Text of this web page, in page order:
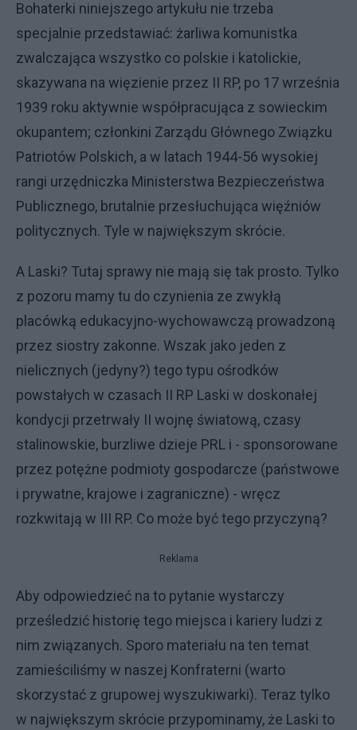
Bohaterki niniejszego artykułu nie trzeba
specjalnie przedstawiać: żarliwa komunistka
zwalczająca wszystko co polskie i katolickie,
skazywana na więzienie przez II RP, po 17 września
1939 roku aktywnie współpracująca z sowieckim
okupantem; członkini Zarządu Głównego Związku
Patriotów Polskich, a w latach 1944-56 wysokiej
rangi urzędniczka Ministerstwa Bezpieczeństwa
Publicznego, brutalnie przesłuchująca więźniów
politycznych. Tyle w największym skrócie.
A Laski? Tutaj sprawy nie mają się tak prosto. Tylko
z pozoru mamy tu do czynienia ze zwykłą
placówką edukacyjno-wychowawczą prowadzoną
przez siostry zakonne. Wszak jako jeden z
nielicznych (jedyny?) tego typu ośrodków
powstałych w czasach II RP Laski w doskonałej
kondycji przetrwały II wojnę światową, czasy
stalinowskie, burzliwe dzieje PRL i - sponsorowane
przez potężne podmioty gospodarcze (państwowe
i prywatne, krajowe i zagraniczne) - wręcz
rozkwitają w III RP. Co może być tego przyczyną?
Reklama
Aby odpowiedzieć na to pytanie wystarczy
prześledzić historię tego miejsca i kariery ludzi z
nim związanych. Sporo materiału na ten temat
zamieściliśmy w naszej Konfraterni (warto
skorzystać z grupowej wyszukiwarki). Teraz tylko
w największym skrócie przypominamy, że Laski to